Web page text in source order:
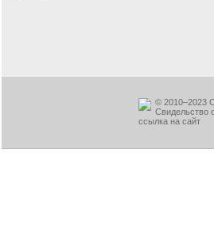
© 2010–2023
Свидельство
ссылка на сайт